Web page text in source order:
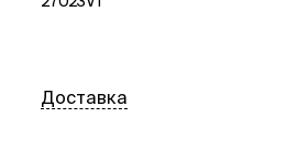
Доставка